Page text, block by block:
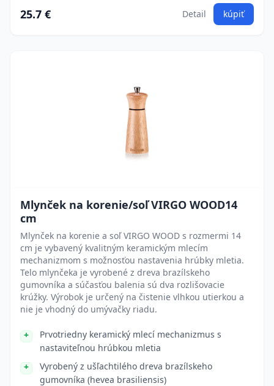
25.7 € Detail kúpiť
Mlynček na korenie/soľ VIRGO WOOD14
cm
Mlynček na korenie a soľ VIRGO WOOD s rozmermi 14
cm je vybavený kvalitným keramickým mlecím
mechanizmom s možnosťou nastavenia hrúbky mletia.
Telo mlynčeka je vyrobené z dreva brazílskeho
gumovníka a súčasťou balenia sú dva rozlišovacie
krúžky. Výrobok je určený na čistenie vlhkou utierkou a
nie je vhodný do umývačky riadu.
Prvotriedny keramický mlecí mechanizmus s
nastaviteľnou hrúbkou mletia
Vyrobený z ušľachtilého dreva brazílskeho
gumovníka (hevea brasiliensis)